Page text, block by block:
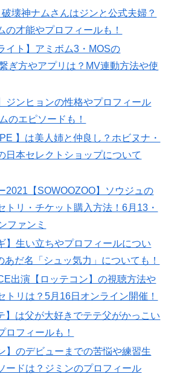
壊神ナムさんはジンと公式夫婦？
の才能やプロフィールも！
イト】アミボム3・MOSの
ぎ方やアプリは？MV連動方法や使
ジンヒョンの性格やプロフィール
のエピソードも！
】は美人姉と仲良し？ホビヌナ・
日本セレクトショップについて
2021【SOWOOZOO】ソウジュの
トリ・チケット購入方法！6月13・
ファンミ
】生い立ちやプロフィールについ
あだ名「シュッ気力」についても！
出演【ロッテコン】の視聴方法や
トリは？5月16日オンライン開催！
】は父が大好きでテテ父がかっこい
ロフィールも！
】のデビューまでの苦悩や練習生
ードは？ジミンのプロフィール